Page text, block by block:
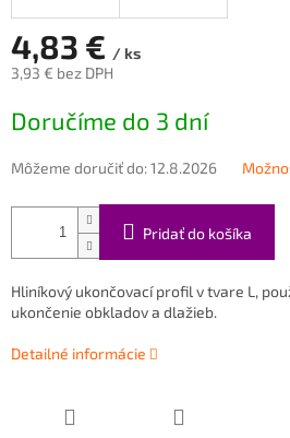
4,83 € / ks
3,93 € bez DPH
cena:
Doručíme do 3 dní
Môžeme doručiť do:12.8.2026
Pridať do košíka
Hliníkový ukončovací profil v tvare L,
ukončenie obkladov a dlažieb.
Detailné informácie